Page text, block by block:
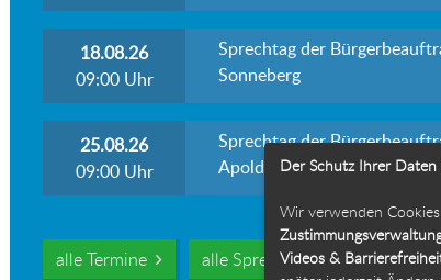
18.08.26
09:00 Uhr
Sprechtag der
Sonneberg
25.08.26
09:00 Uhr
Sprechtag der
Apolda
alle Termine alle Sprechtage
Der Schutz Ihrer
Wir verwenden
Videos &